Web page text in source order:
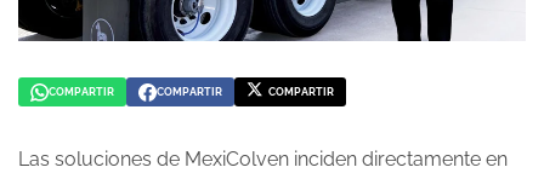
COMPARTIR
COMPARTIR
COMPARTIR
COMPARTIR
COMPARTIR
COMPARTIR
Las soluciones de MexiColven inciden directamente en